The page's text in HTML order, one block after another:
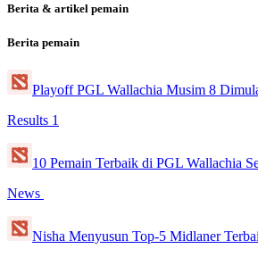
Berita & artikel pemain
Berita pemain
Playoff PGL Wallachia Musim 8
Results 1
10 Pemain Terbaik di PGL Wallachia
News
Nisha Menyusun Top-5 Midlaner